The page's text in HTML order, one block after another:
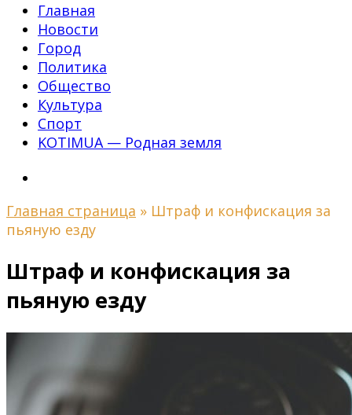
Главная
Новости
Город
Политика
Общество
Культура
Спорт
KOTIMUA — Родная земля
Главная страница » Штраф и конфискация за
пьяную езду
Штраф и конфискация за
пьяную езду